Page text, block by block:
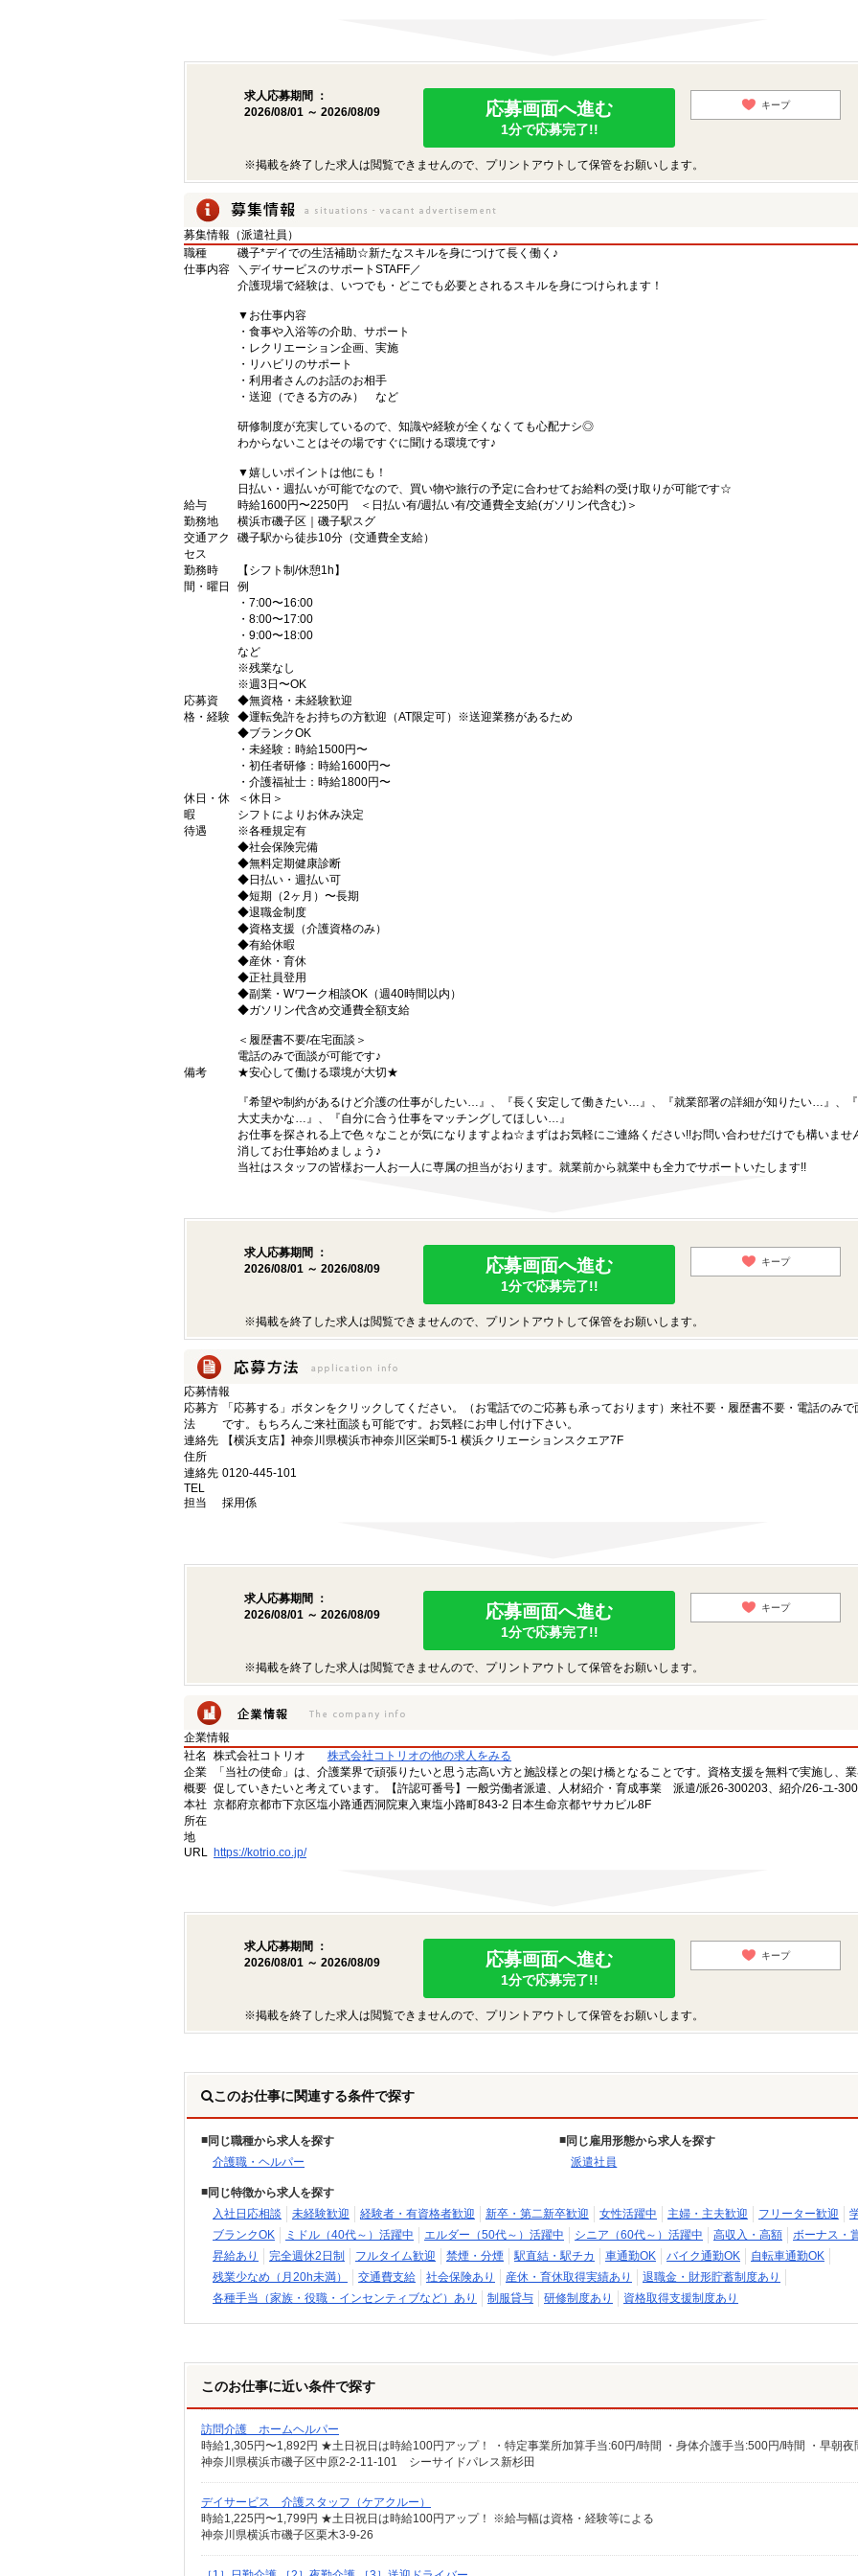
求人応募期間 ：
2026/08/01 ～ 2026/08/09
応募画面へ進む
1分で応募完了!!
キープ
※掲載を終了した求人は閲覧できませんので、プリントアウトして保管をお願いします。
募集情報（派遣社員）
職種
磯子*デイでの生活補助☆新たなスキルを身につけて長く働く♪
仕事内容
＼デイサービスのサポートSTAFF／
介護現場で経験は、いつでも・どこでも必要とされるスキルを身につけられます！
▼お仕事内容
・食事や入浴等の介助、サポート
・レクリエーション企画、実施
・リハビリのサポート
・利用者さんのお話のお相手
・送迎（できる方のみ） など
研修制度が充実しているので、知識や経験が全くなくても心配ナシ◎
わからないことはその場ですぐに聞ける環境です♪
▼嬉しいポイントは他にも！
日払い・週払いが可能でなので、買い物や旅行の予定に合わせてお給料の受け取りが可能です☆
給与
時給1600円〜2250円 ＜日払い有/週払い有/交通費全支給(ガソリン代含む)＞
勤務地
横浜市磯子区｜磯子駅スグ
交通アク
セス
磯子駅から徒歩10分（交通費全支給）
勤務時
間・曜日
【シフト制/休憩1h】
例
・7:00〜16:00
・8:00〜17:00
・9:00〜18:00
など
※残業なし
※週3日〜OK
応募資
格・経験
◆無資格・未経験歓迎
◆運転免許をお持ちの方歓迎（AT限定可）※送迎業務があるため
◆ブランクOK
・未経験：時給1500円〜
・初任者研修：時給1600円〜
・介護福祉士：時給1800円〜
休日・休
暇
＜休日＞
シフトによりお休み決定
待遇
※各種規定有
◆社会保険完備
◆無料定期健康診断
◆日払い・週払い可
◆短期（2ヶ月）〜長期
◆退職金制度
◆資格支援（介護資格のみ）
◆有給休暇
◆産休・育休
◆正社員登用
◆副業・Wワーク相談OK（週40時間以内）
◆ガソリン代含め交通費全額支給
＜履歴書不要/在宅面談＞
電話のみで面談が可能です♪
備考
★安心して働ける環境が大切★
『希望や制約があるけど介護の仕事がしたい…』、『長く安定して働きたい…』、『就業部署の詳細が知りたい…』、
大丈夫かな…』、『自分に合う仕事をマッチングしてほしい…』
お仕事を探される上で色々なことが気になりますよね☆まずはお気軽にご連絡ください!!お問い合わせだけでも構いませ
消してお仕事始めましょう♪
当社はスタッフの皆様お一人お一人に専属の担当がおります。就業前から就業中も全力でサポートいたします!!
求人応募期間 ：
2026/08/01 ～ 2026/08/09
応募画面へ進む
1分で応募完了!!
キープ
※掲載を終了した求人は閲覧できませんので、プリントアウトして保管をお願いします。
応募情報
応募方
法
「応募する」ボタンをクリックしてください。（お電話でのご応募も承っております）来社不要・履歴書不要・電話のみで
です。もちろんご来社面談も可能です。お気軽にお申し付け下さい。
連絡先
住所
【横浜支店】神奈川県横浜市神奈川区栄町5-1 横浜クリエーションスクエア7F
連絡先
TEL
0120-445-101
担当 採用係
求人応募期間 ：
2026/08/01 ～ 2026/08/09
応募画面へ進む
1分で応募完了!!
キープ
※掲載を終了した求人は閲覧できませんので、プリントアウトして保管をお願いします。
企業情報
社名
株式会社コトリオ
株式会社コトリオの他の求人をみる
企業
概要
「当社の使命」は、介護業界で頑張りたいと思う志高い方と施設様との架け橋となることです。資格支援を無料で実施し、
促していきたいと考えています。【許認可番号】一般労働者派遣、人材紹介・育成事業 派遣/派26-300203、紹介/26-ユ-
本社
所在
地
京都府京都市下京区塩小路通西洞院東入東塩小路町843-2 日本生命京都ヤサカビル8F
URL https://kotrio.co.jp/
求人応募期間 ：
2026/08/01 ～ 2026/08/09
応募画面へ進む
1分で応募完了!!
キープ
※掲載を終了した求人は閲覧できませんので、プリントアウトして保管をお願いします。
このお仕事に関連する条件で探す
同じ職種から求人を探す
介護職・ヘルパー
同じ雇用形態から求人を探す
派遣社員
同じ特徴から求人を探す
入社日応相談
未経験歓迎 経験者・有資格者歓迎 新卒・第二新卒歓迎 女性活躍中 主婦・主夫歓迎 フリーター歓迎
ブランクOK
ミドル（40代～）活躍中 エルダー（50代～）活躍中 シニア（60代～）活躍中 高収入・高額
ボーナス・
昇給あり
完全週休2日制 フルタイム歓迎 禁煙・分煙 駅直結・駅チカ 車通勤OK バイク通勤OK
自転車通勤OK
残業少なめ（月20h未満）
交通費支給 社会保険あり 産休・育休取得実績あり
退職金・財形貯蓄制度あり
各種手当（家族・役職・インセンティブなど）あり
制服貸与 研修制度あり 資格取得支援制度あり
このお仕事に近い条件で探す
訪問介護 ホームヘルパー
神奈川県横浜市磯子区中原2-2-11-101 シーサイドパレス新杉田
デイサービス 介護スタッフ（ケアクルー）
時給1,225円〜1,799円 ★土日祝日は時給100円アップ！ ※給与幅は資格・経験等による
神奈川県横浜市磯子区栗木3-9-26